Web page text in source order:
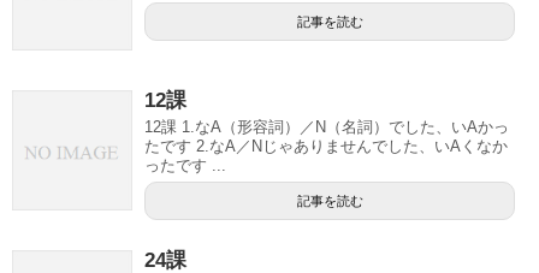
記事を読む
12課
12課 1.なA（形容詞）／N（名詞）でした、いAかっ
たです 2.なA／Nじゃありませんでした、いAくなか
ったです ...
記事を読む
24課